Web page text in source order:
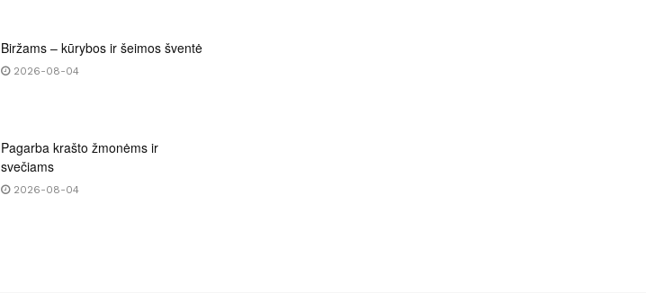
Biržams – kūrybos ir šeimos šventė
2026-08-04
Pagarba krašto žmonėms ir
svečiams
2026-08-04